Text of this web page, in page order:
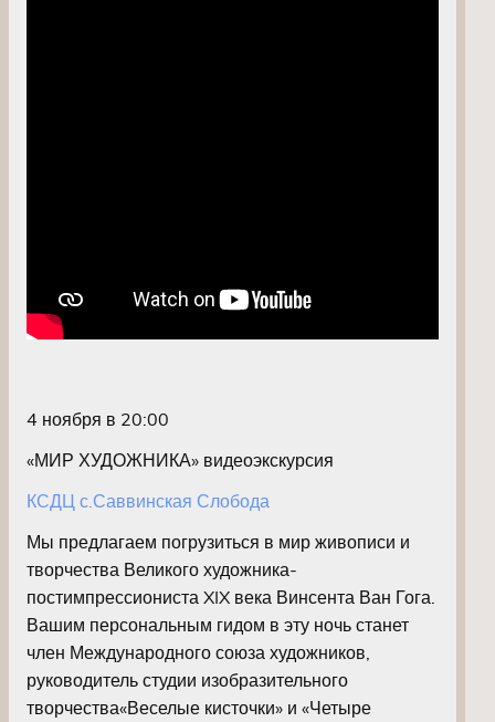
4 ноября в 20:00
«МИР ХУДОЖНИКА» видеоэкскурсия
КСДЦ с.Саввинская Слобода
Мы предлагаем погрузиться в мир живописи и
творчества Великого художника-
постимпрессиониста XIX века Винсента Ван Гога.
Вашим персональным гидом в эту ночь станет
член Международного союза художников,
руководитель студии изобразительного
творчества«Веселые кисточки» и «Четыре